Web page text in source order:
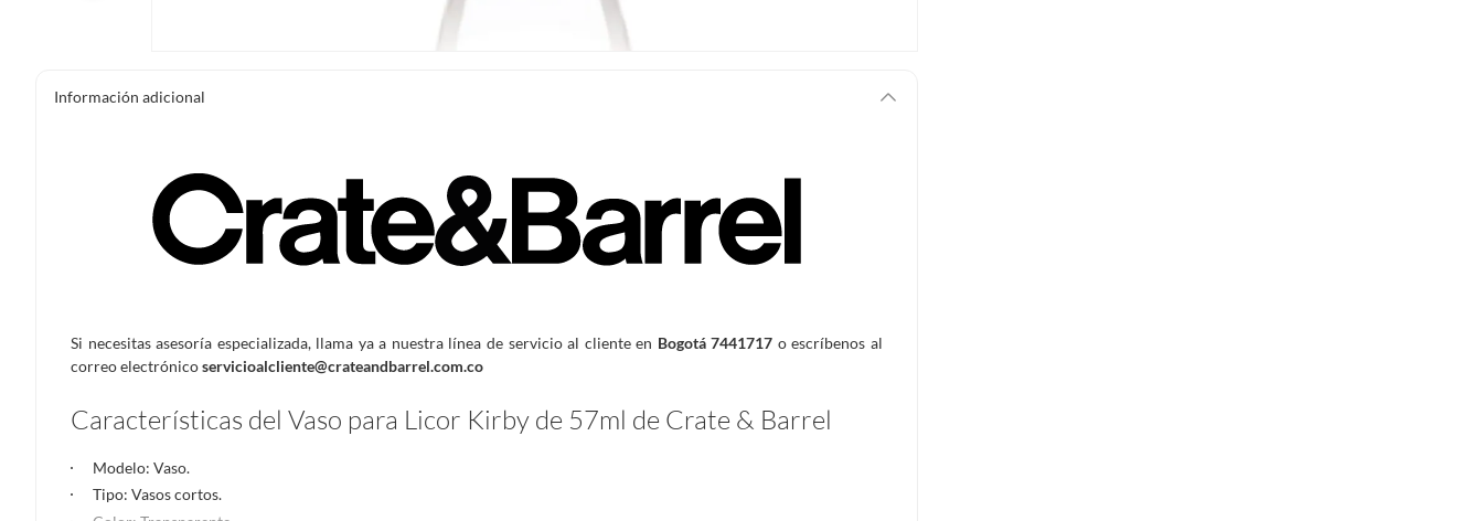
Información adicional
Si necesitas asesoría especializada, llama ya a nuestra línea de servicio al cliente en Bogotá 7441717 o escríbenos al
correo electrónicoservicioalcliente@crateandbarrel.com.co
Características del Vaso para Licor Kirby de 57ml de Crate & Barrel
Modelo: Vaso.
Tipo: Vasos cortos.